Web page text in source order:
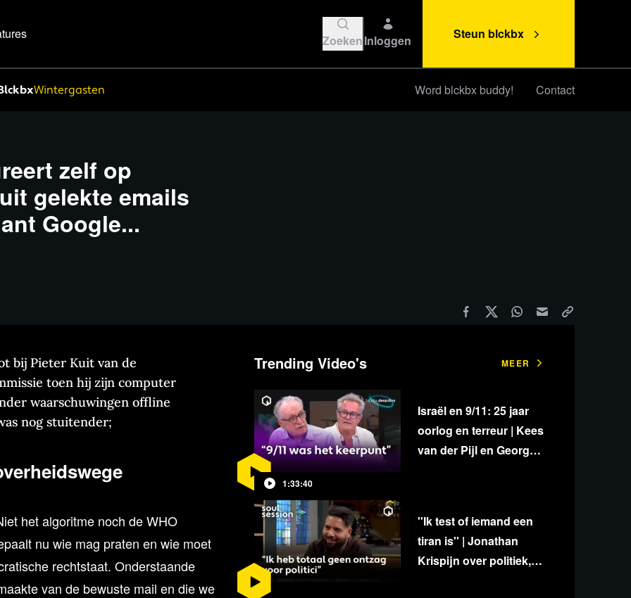
ZoekenInloggen Steun blckbx
Wintergasten Word blckbx buddy! Contact
zelf op
gelekte emails
Google...
bij Pieter Kuit van de
toen hij zijn computer
waarschuwingen offline
nog stuitender;
het algoritme noch de WHO
nu wie mag praten en wie moet
rechtstaat. Onderstaande
van de bewuste mail en die we
Trending Video's MEER
1:33:40
Israël en 9/11: 25 jaar
oorlog en terreur | Kees
van der Pijl en George
''Ik test of iemand een
tiran is'' | Jonathan
Krispijn over politiek,